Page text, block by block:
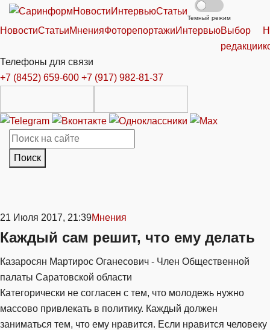
НовостиИнтервьюСтатьи
Темный режим
НовостиСтатьиМненияФоторепортажиИнтервьюВыбор
редакции
Телефоны для связи
+7 (8452) 659-600 +7 (917) 982-81-37
Поиск
21 Июля 2017, 21:39Мнения
Каждый сам решит, что ему делать
Казаросян Мартирос Оганесович - Член Общественной
палаты Саратовской области
Категорически не согласен с тем, что молодежь нужно
массово привлекать в политику. Каждый должен
заниматься тем, что ему нравится. Если нравится человеку